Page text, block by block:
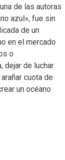
de las autoras
azul», fue sin
de un
en el mercado
o
dejar de luchar
cuota de
un océano